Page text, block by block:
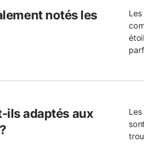
notés les
ils adaptés aux